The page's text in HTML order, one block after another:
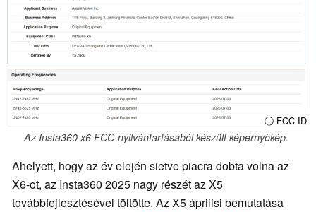
ⓘ FCC ID
Az Insta360 x6 FCC-nyilvántartásából készült képernyőkép.
Ahelyett, hogy az év elején sietve piacra dobta volna az
X6-ot, az Insta360 2025 nagy részét az X5
továbbfejlesztésével töltötte. Az X5 áprilisi bemutatása